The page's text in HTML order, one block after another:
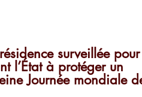
surveillée pour
l’État à protéger un
Journée mondiale